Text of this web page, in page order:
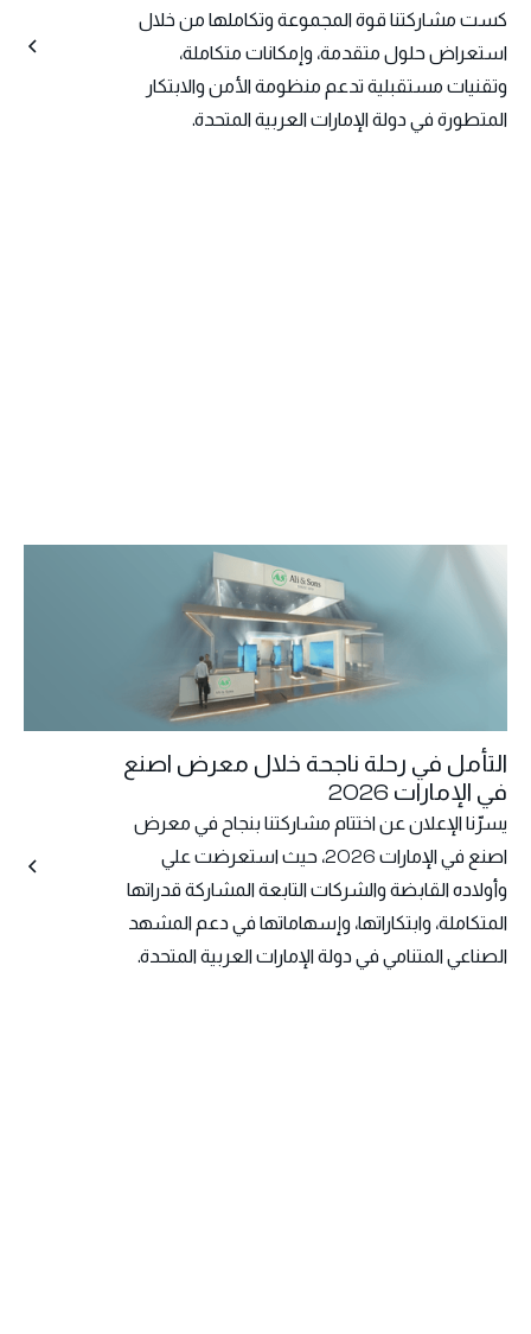
كست مشاركتنا قوة المجموعة وتكاملها من خلال
استعراض حلول متقدمة، وإمكانات متكاملة،
وتقنيات مستقبلية تدعم منظومة الأمن والابتكار
المتطورة في دولة الإمارات العربية المتحدة.
التأمل في رحلة ناجحة خلال معرض اصنع
في الإمارات 2026
يسرّنا الإعلان عن اختتام مشاركتنا بنجاح في معرض
اصنع في الإمارات 2026، حيث استعرضت علي
وأولاده القابضة والشركات التابعة المشاركة قدراتها
المتكاملة، وابتكاراتها، وإسهاماتها في دعم المشهد
الصناعي المتنامي في دولة الإمارات العربية المتحدة.